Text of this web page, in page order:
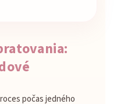
počas jedného